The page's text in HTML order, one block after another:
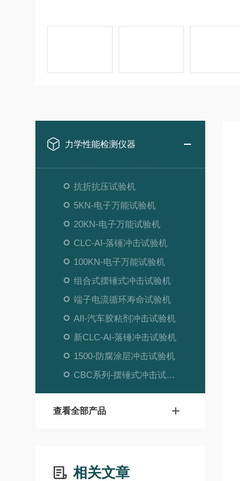
力学性能检测仪器
抗折抗压试验机
5KN-电子万能试验机
20KN-电子万能试验机
CLC-AI-落锤冲击试验机
100KN-电子万能试验机
组合式摆锤式冲击试验机
端子电流循环寿命试验机
AII-汽车胶粘剂冲击试验机
新CLC-AI-落锤冲击试验机
1500-防腐涂层冲击试验机
CBC系列-摆锤式冲击试验机
查看全部产品
相关文章